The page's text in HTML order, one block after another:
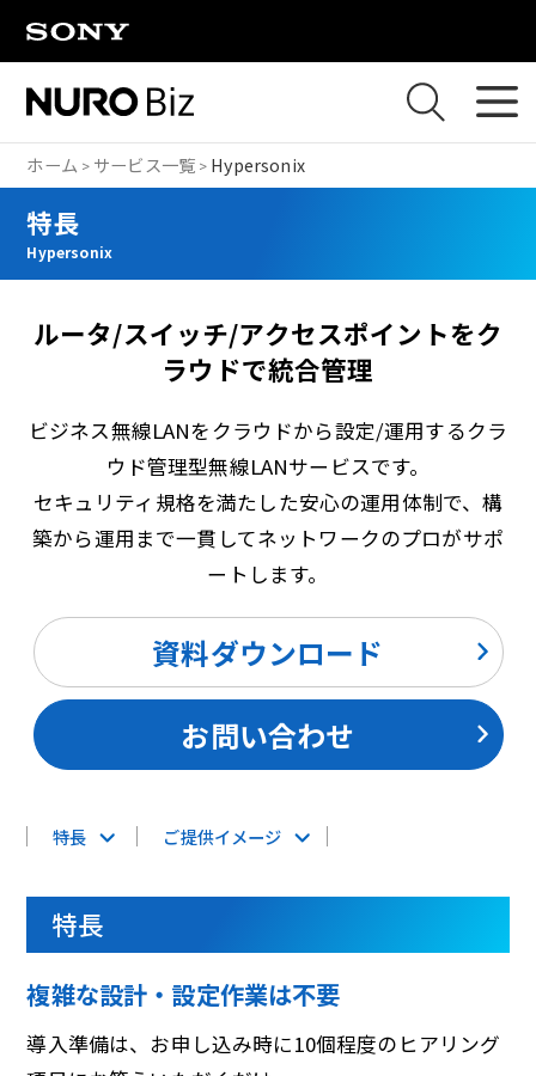
ホーム サービス一覧 Hypersonix
特長
Hypersonix
ルータ/スイッチ/アクセスポイントをク
ラウドで統合管理
ビジネス無線LANをクラウドから設定/運用するクラ
ウド管理型無線LANサービスです。
セキュリティ規格を満たした安心の運用体制で、構
築から運用まで一貫してネットワークのプロがサポ
ートします。
資料ダウンロード
お問い合わせ
特長 ご提供イメージ
特長
複雑な設計・設定作業は不要
導入準備は、お申し込み時に10個程度のヒアリング